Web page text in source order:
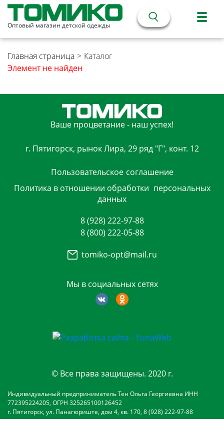
Оптовый магазин детской одежды
Главная страница > Каталог
Элемент не найден
Ваше процветание - наш успех!
г. Пятигорск, рынок Лира, 29 ряд "Г", конт. 12
Пользовательское соглашение
Политика в отношении обработки персональных
данных
Мы в социальных сетях
8 (928) 222-97-88
8 (800) 222-05-88
tomiko-opt@mail.ru
© Все права защищены. 2020 г.
Индивидуальный предприниматель Тен Ольга Георгиевна ИНН
772395224205, ОГРН 325265100126452
г. Пятигорск, ул. Панагюриште, дом 4, кв. 170, 8 (928) 222-97-88